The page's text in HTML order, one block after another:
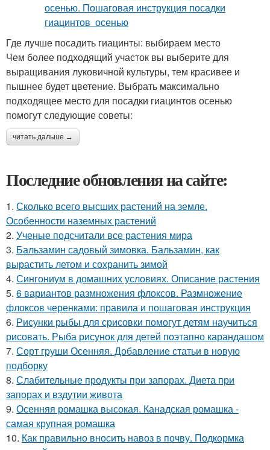
Где лучше посадить гиацинты: выбираем место
Чем более подходящий участок вы выберите для
выращивания луковичной культуры, тем красивее и
пышнее будет цветение. Выбрать максимально
подходящее место для посадки гиацинтов осенью
помогут следующие советы:
читать дальше →
Последние обновления на сайте:
1. Сколько всего высших растений на земле.
Особенности наземных растений
2. Ученые подсчитали все растения мира
3. Бальзамин садовый зимовка. Бальзамин, как
вырастить летом и сохранить зимой
4. Сингониум в домашних условиях. Описание растения
5. 6 вариантов размножения флоксов. Размножение
флоксов черенками: правила и пошаговая инструкция
6. Рисунки рыбы для срисовки помогут детям научиться
рисовать. Рыба рисунок для детей поэтапно карандашом
7. Сорт груши Осенняя. Добавление статьи в новую
подборку
8. Слабительные продукты при запорах. Диета при
запорах и вздутии живота
9. Осенняя ромашка высокая. Канадская ромашка -
самая крупная ромашка
10. Как правильно вносить навоз в почву. Подкормка